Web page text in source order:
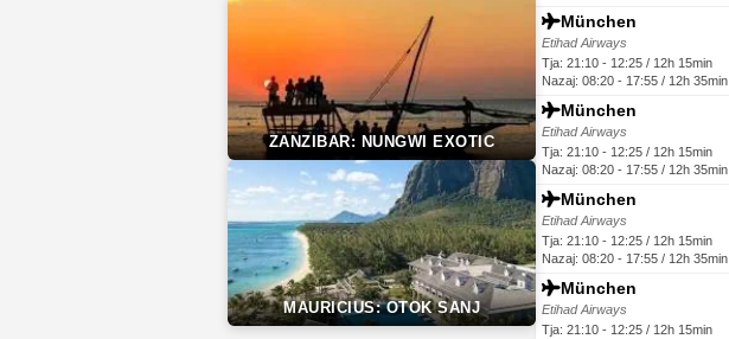
ZANZIBAR: NUNGWI EXOTIC
MAURICIUS: OTOK SANJ
München
Etihad Airways
Tja: 21:10 - 12:25 / 12h 15min
Nazaj: 08:20 - 17:55 / 12h 35min
München
Etihad Airways
Tja: 21:10 - 12:25 / 12h 15min
Nazaj: 08:20 - 17:55 / 12h 35min
München
Etihad Airways
Tja: 21:10 - 12:25 / 12h 15min
Nazaj: 08:20 - 17:55 / 12h 35min
München
Etihad Airways
Tja: 21:10 - 12:25 / 12h 15min